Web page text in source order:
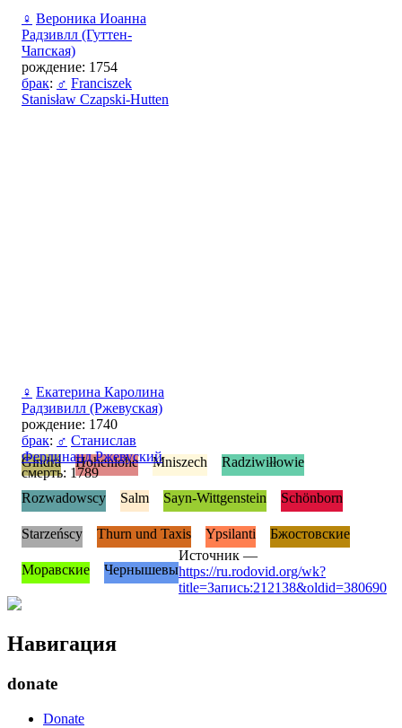
♀ Вероника Иоанна
Радзивлл (Гуттен-
Чапская)
рождение: 1754
брак: ♂ Franciszek
Stanisław Czapski-Hutten
♀ Екатерина Каролина
Радзивилл (Ржевуская)
рождение: 1740
брак: ♂ Станислав
Фердинанд Ржевуский
смерть: 1789
Gindra Hohenlohe Mniszech Radziwiłłowie
Rozwadowscy Salm Sayn-Wittgenstein Schönborn
Starzeńscy Thurn und Taxis Ypsilanti Бжостовские
Моравские Чернышевы
Источник —
https://ru.rodovid.org/wk?
title=Запись:212138&oldid=380690
Навигация
donate
Donate